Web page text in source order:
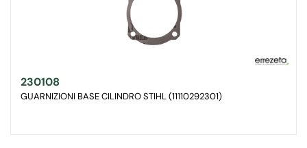
230108
GUARNIZIONI BASE CILINDRO STIHL (11110292301)